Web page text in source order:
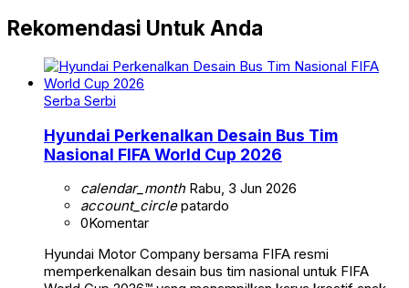
Rekomendasi Untuk Anda
Serba Serbi
Hyundai Perkenalkan Desain Bus Tim
Nasional FIFA World Cup 2026
calendar_monthRabu, 3 Jun 2026
account_circlepatardo
0Komentar
Hyundai Motor Company bersama FIFA resmi
memperkenalkan desain bus tim nasional untuk FIFA